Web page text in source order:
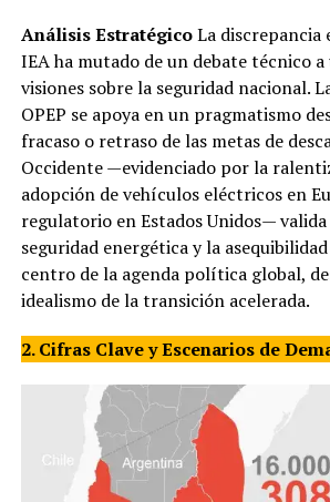
Análisis EstratégicoLa discrepancia
IEA ha mutado de un debate técnico
visiones sobre la seguridad nacional.
OPEP se apoya en un pragmatismo
fracaso o retraso de las metas de
Occidente —evidenciado por la
adopción de vehículos eléctricos en
regulatorio en Estados Unidos— valida
seguridad energética y la
centro de la agenda política global,
idealismo de la transición acelerada.
2. Cifras Clave y Escenarios de